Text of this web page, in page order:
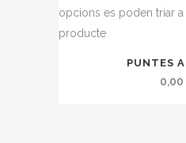
opcions es poden triar a
producte
PUNTES
0,00